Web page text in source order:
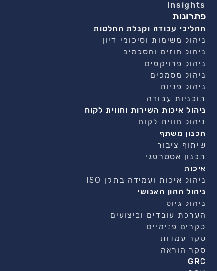
Insights
פתרונות
תהליכי עבודה וקבלת החלטות
ניהול משימות וסיכומי דיון
ניהול חוזים והסכמים
ניהול פרויקטים
ניהול מסמכים
ניהול פניות
תוכניות עבודה
ניהול איכות השירות וחווית לקוח
ניהול חווית לקוח
תכנון משתף
שיתוף ציבור
תכנון אסטרטגי
איכות
ניהול איכות ועמידה בתקן ISO
ניהול ההון האנושי
ניהול גיוס
הערכת עובדים וביצועים
סקרים פנימיים
סקר עמדות
סקר הוראה
GRC